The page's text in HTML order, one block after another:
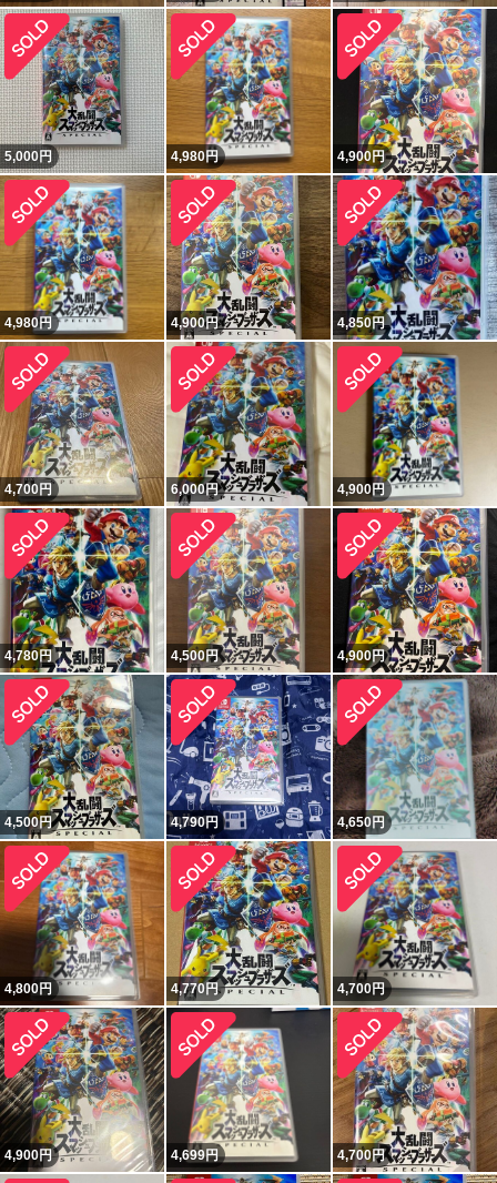
5,000円 4,980円 4,900円
4,980円 4,900円 4,850円
4,700円 6,000円 4,900円
4,780円 4,500円 4,900円
4,500円 4,790円 4,650円
4,800円 4,770円 4,700円
4,900円 4,699円 4,700円